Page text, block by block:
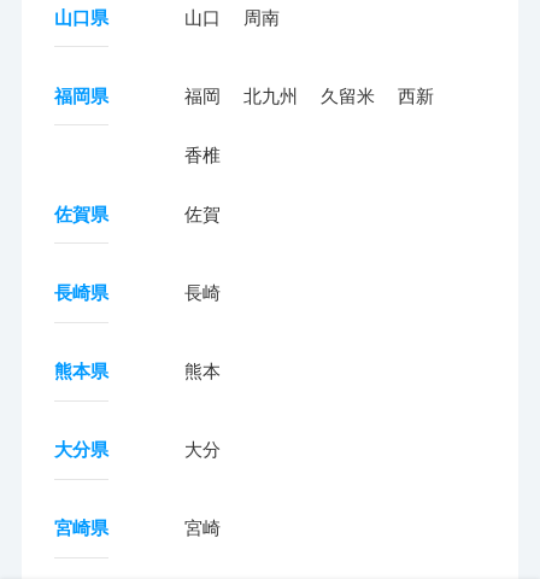
山口県 山口 周南
福岡県 福岡 北九州 久留米 西新
香椎
佐賀県 佐賀
長崎県 長崎
熊本県 熊本
大分県 大分
宮崎県 宮崎